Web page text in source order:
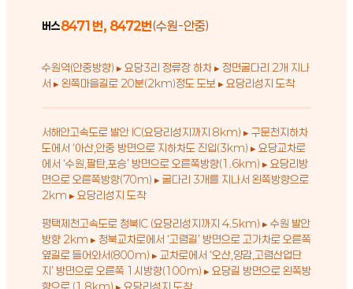
버스8471번, 8472번(수원-안중)
수원역(안중방향) ▸ 요당3리 정류장 하차 ▸ 정면굴다리 2개 지나
서 ▸ 왼쪽마을길로 20분(2km)정도 도보 ▸ 요당리성지 도착
서해안고속도로 발안 IC(요당리성지까지 8km) ▸ 구문천지하차
도에서 ‘아산,안중 방면으로 지하차도 진입(3km) ▸ 요당교차로
에서 ‘수원,팔탄,포승’ 방면으로 오른쪽방향(1.6km) ▸ 요당리방
면으로 오른쪽방향(70m) ▸ 굴다리 3개를 지나서 왼쪽방향으로
2km ▸ 요당리성지 도착
평택제천고속도로 청북IC (요당리성지까지 4.5km) ▸ 수원 발안
방향 2km ▸ 청북교차로에서 ‘고렴길’ 방면으로 고가차로 오른쪽
옆길로 들어와서(800m) ▸ 교차로에서 ‘오산,양감,고렴산업단
지’ 방면으로 오른쪽 1시방향(100m) ▸ 요당길 방면으로 왼쪽방